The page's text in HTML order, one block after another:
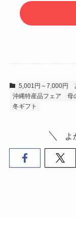
5,001円～7,000円
沖縄特産品フェア
母
冬ギフト
よ